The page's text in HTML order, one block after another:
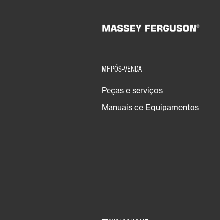
MF PÓS-VENDA
Peças e serviços
Manuais de Equipamentos